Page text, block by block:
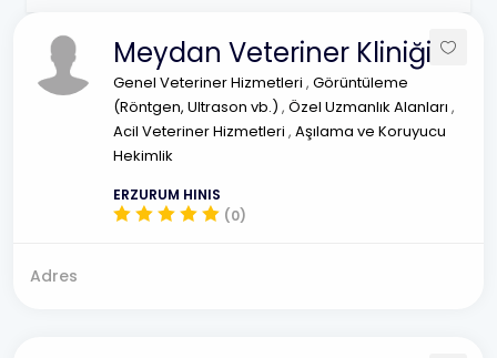
Meydan Veteriner Kliniği
Genel Veteriner Hizmetleri , Görüntüleme
(Röntgen, Ultrason vb.) , Özel Uzmanlık Alanları ,
Acil Veteriner Hizmetleri , Aşılama ve Koruyucu
Hekimlik
ERZURUM HINIS
(0)
Adres